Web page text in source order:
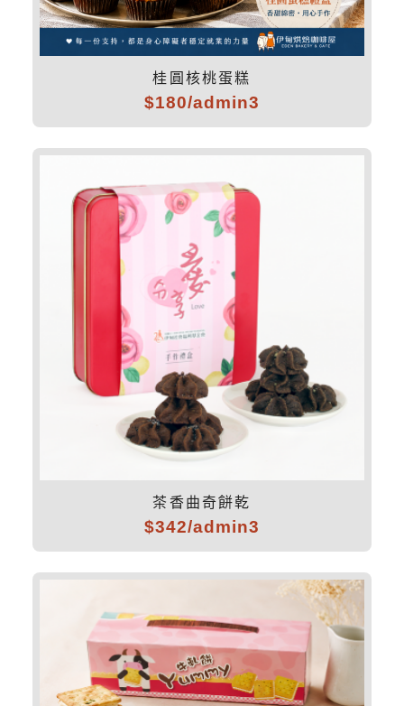
桂圓核桃蛋糕
$180/admin3
茶香曲奇餅乾
$342/admin3